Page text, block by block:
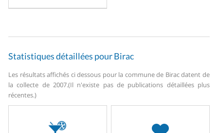
Statistiques détaillées pour Birac
Les résultats affichés ci dessous pour la commune de Birac datent de
la collecte de 2007.(Il n'existe pas de publications détaillées plus
récentes.)